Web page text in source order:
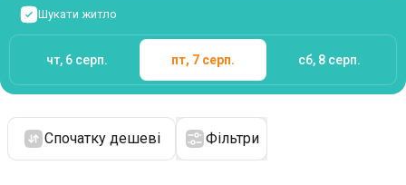
Шукати житло
чт, 6 серп. пт, 7 серп. сб, 8 серп.
Спочатку дешеві Фільтри